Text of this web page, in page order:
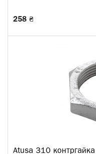
258 ₴
Atusa 310 контргайка